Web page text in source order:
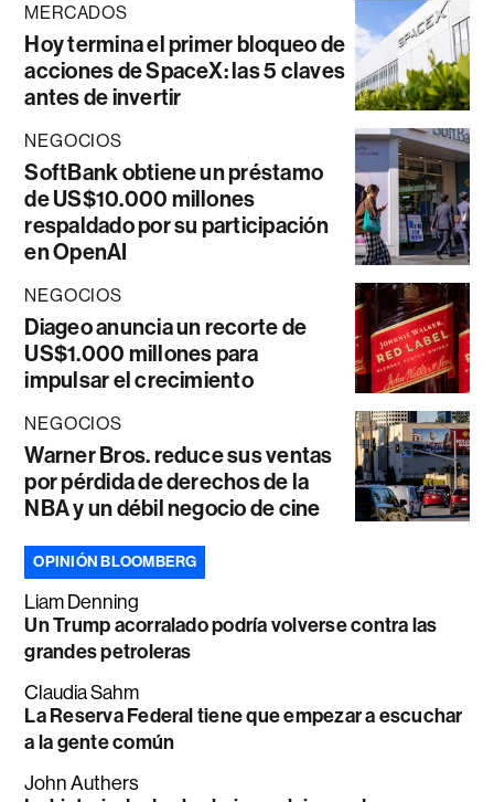
MERCADOS
Hoy termina el primer bloqueo de
acciones de SpaceX: las 5 claves
antes de invertir
NEGOCIOS
SoftBank obtiene un préstamo
de US$10.000 millones
respaldado por su participación
en OpenAI
NEGOCIOS
Diageo anuncia un recorte de
US$1.000 millones para
impulsar el crecimiento
NEGOCIOS
Warner Bros. reduce sus ventas
por pérdida de derechos de la
NBA y un débil negocio de cine
OPINIÓN BLOOMBERG
Liam Denning
Un Trump acorralado podría volverse contra las
grandes petroleras
Claudia Sahm
La Reserva Federal tiene que empezar a escuchar
a la gente común
John Authers